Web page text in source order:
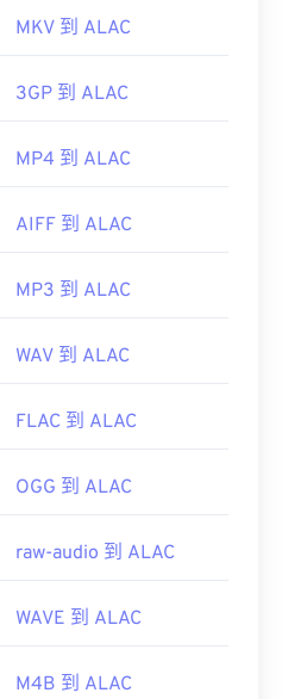
MKV 到 ALAC
3GP 到 ALAC
MP4 到 ALAC
AIFF 到 ALAC
MP3 到 ALAC
WAV 到 ALAC
FLAC 到 ALAC
OGG 到 ALAC
raw-audio 到 ALAC
WAVE 到 ALAC
M4B 到 ALAC